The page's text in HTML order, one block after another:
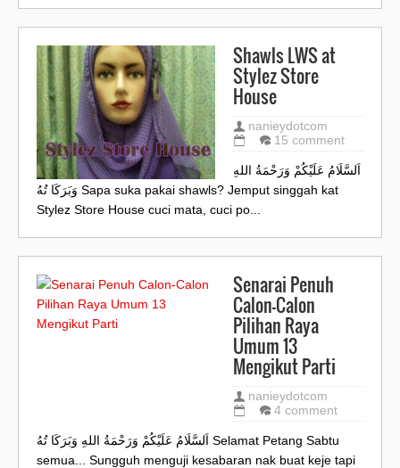
Shawls LWS at
Stylez Store
House
nanieydotcom
15 comment
اَلسَّلَامُ عَلَيْكُمْ وَرَحْمَةُ اللهِ
وَبَرَكَا تُهُ Sapa suka pakai shawls? Jemput singgah kat
Stylez Store House cuci mata, cuci po...
Senarai Penuh
Calon-Calon
Pilihan Raya
Umum 13
Mengikut Parti
nanieydotcom
4 comment
اَلسَّلَامُ عَلَيْكُمْ وَرَحْمَةُ اللهِ وَبَرَكَا تُهُ Selamat Petang Sabtu
semua... Sungguh menguji kesabaran nak buat keje tapi